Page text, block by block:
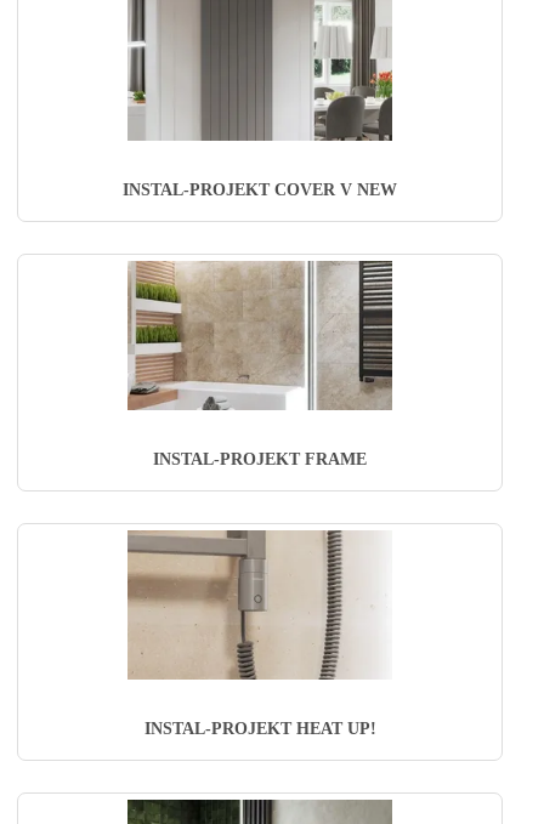
INSTAL-PROJEKT COVER V NEW
INSTAL-PROJEKT FRAME
INSTAL-PROJEKT HEAT UP!